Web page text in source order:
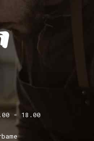
- 18.00